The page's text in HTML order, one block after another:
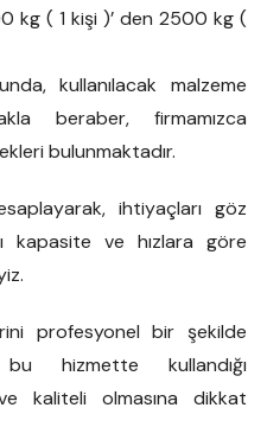
kg ( 1 kişi )’ den 2500 kg (
kullanılacak malzeme
beraber, firmamızca
bulunmaktadır.
ihtiyaçları göz
kapasite ve hızlara göre
profesyonel bir şekilde
hizmette kullandığı
kaliteli olmasına dikkat